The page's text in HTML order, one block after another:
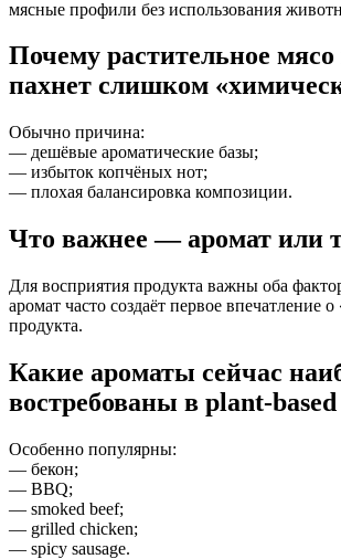
мясные профили без использования
Почему растительное мясо
пахнет слишком
Обычно причина:
— дешёвые ароматические базы;
— избыток копчёных нот;
— плохая балансировка композиции.
Что важнее — аромат или
Для восприятия продукта важны оба
аромат часто создаёт первое впечатление
продукта.
Какие ароматы сейчас
востребованы в plant-based
Особенно популярны:
— бекон;
— BBQ;
— smoked beef;
— grilled chicken;
— spicy sausage.